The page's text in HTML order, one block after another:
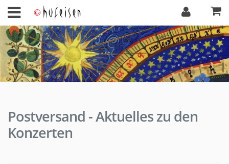
Postversand - Aktuelles zu den
Konzerten